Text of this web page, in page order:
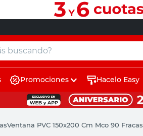
Promociones Hacelo Easy
Ventana PVC 150x200 Cm Mco 90 Fracas